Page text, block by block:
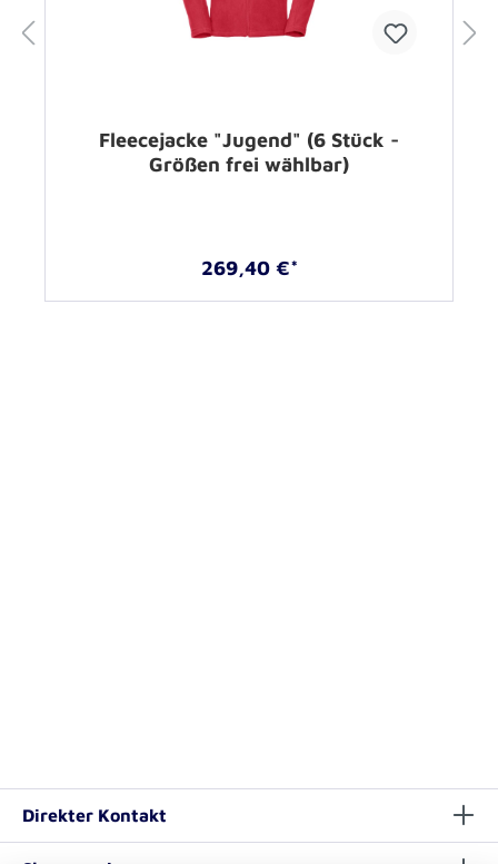
Fleecejacke "Jugend" (6 Stück -
Größen frei wählbar)
269,40 €*
Direkter Kontakt